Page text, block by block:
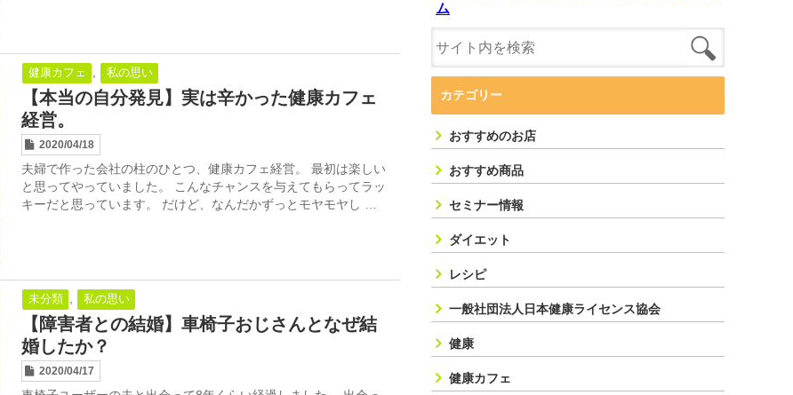
健康カフェ , 私の思い
【本当の自分発見】実は辛かった健康カフェ
経営。
2020/04/18
夫婦で作った会社の柱のひとつ、健康カフェ経営。 最初は楽しい
と思ってやっていました。 こんなチャンスを与えてもらってラッ
キーだと思っています。 だけど、なんだかずっとモヤモヤし …
未分類 , 私の思い
【障害者との結婚】車椅子おじさんとなぜ結
婚したか？
2020/04/17
ム
カテゴリー
おすすめのお店
おすすめ商品
セミナー情報
ダイエット
レシピ
一般社団法人日本健康ライセンス協会
健康
健康カフェ